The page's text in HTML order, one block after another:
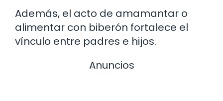
Además, el acto de amamantar o
alimentar con biberón fortalece el
vínculo entre padres e hijos.
Anuncios